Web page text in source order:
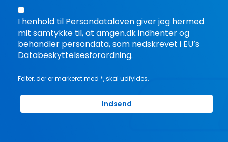
I henhold til Persondataloven giver jeg hermed
mit samtykke til, at amgen.dk indhenter og
behandler persondata, som nedskrevet i EU’s
Databeskyttelsesforordning.
Felter, der er markeret med *, skal udfyldes.
Indsend